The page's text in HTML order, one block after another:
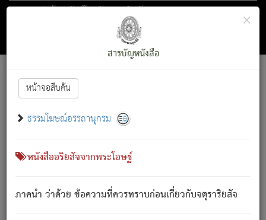
ตอน 1 ว่าด้วย สัตว์โลกกับจตุราริยสัจ
สารบัญ×
สารบัญหนังสือ
หน้าจอสืบค้น
ธรรมโฆษณ์อรรถานุกรม
หนังสืออริยสัจจากพระโอษฐ์
ภาคนำ ว่าด้วย ข้อความที่ควรทราบก่อนเกี่ยวกับจตุราริยสัจ
Font :15 ]||
สัตว์โลกนี้ เกิดความเดือดร้อนแล้ว มีผัสสะบังหน้า
เขาสำคัญสิ่งใด โดยความเป็นประการใด แต่สิ่งนั้นย่อมเป็น
(ตามที่เป็นจริง) โดยประการอื่นจากที่เขาสำคัญนั้น
สัตว์โลกติดข้องอยู่ในภพ ถูกภพบังหน้าแล้ว มีภพโดยความ
เป็นอย่างอื่น (จากที่มันเป็นอยู่จริง) จึงได้เพลิดเพลินยิ่งนักในภพ